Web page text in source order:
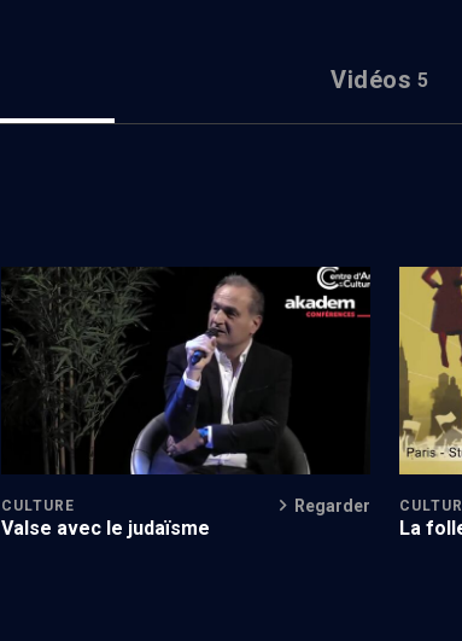
Vidéos 5
Joséphine Baker au Panthéon
CULTURE Regarder
Valse avec le judaïsme La